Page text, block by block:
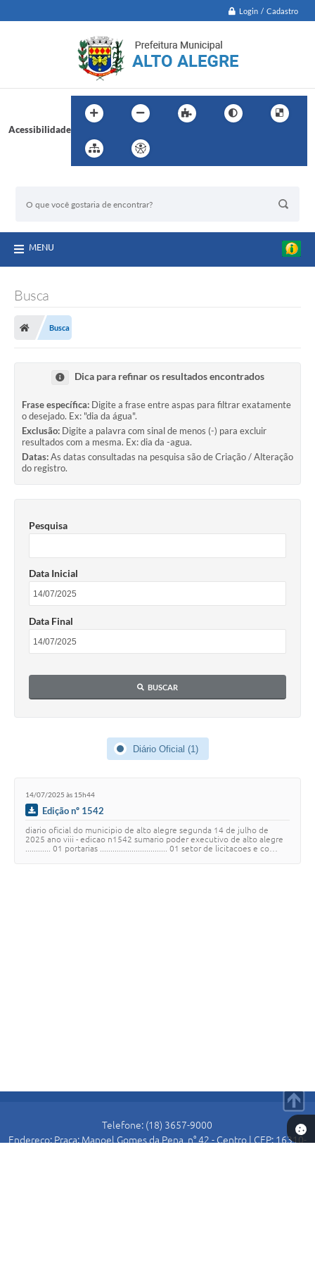
Login / Cadastro
Acessibilidade
MENU
Busca
Busca
Dica para refinar os resultados encontrados
Frase específica: Digite a frase entre aspas para filtrar exatamente
o desejado. Ex: "dia da água".
Exclusão: Digite a palavra com sinal de menos (-) para excluir
resultados com a mesma. Ex: dia da -agua.
Datas:As datas consultadas na pesquisa são de Criação / Alteração
do registro.
Pesquisa
Data Inicial
Data Final
BUSCAR
Diário Oficial (1)
14/07/2025 às 15h44
Edição nº 1542
diario oficial do municipio de alto alegre segunda 14 de julho de
2025 ano viii - edicao n1542 sumario poder executivo de alto alegre
............ 01 portarias ................................ 01 setor de licitacoes e co…
Telefone: (18) 3657-9000
Endereço: Praça: Manoel Gomes da Pena, n° 42 - Centro | CEP: 16310-